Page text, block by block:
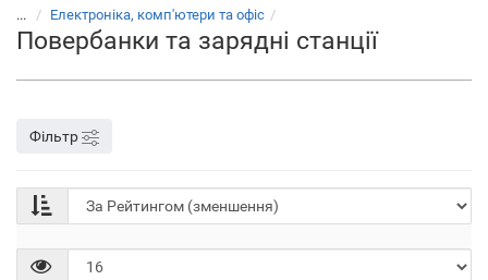
... Електроніка, комп'ютери та офіс
Повербанки та зарядні станції
Фільтр